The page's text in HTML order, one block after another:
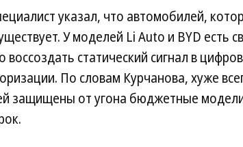
указал, что автомобилей,
У моделей Li Auto и BYD есть
воссоздать статический сигнал в
По словам Курчанова, хуже
защищены от угона бюджетные